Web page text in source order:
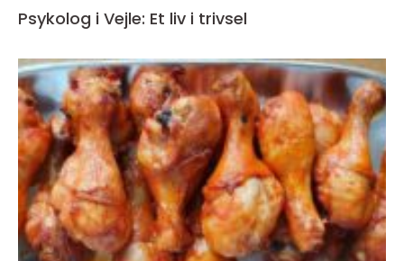
Psykolog i Vejle: Et liv i trivsel